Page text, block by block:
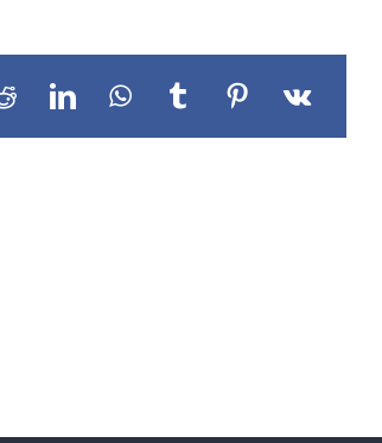
RedditLinkedInWhatsApp
TumblrPinterest
Vk